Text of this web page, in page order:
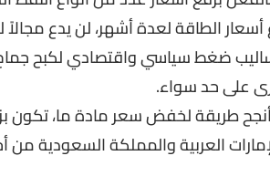
أسعار الطاقة لعدة أشهر، لن يدع
ضغط سياسي واقتصادي لكبح جماح
على حد سواء.
طريقة لخفض سعر مادة ما، تكون
العربية والمملكة السعودية من